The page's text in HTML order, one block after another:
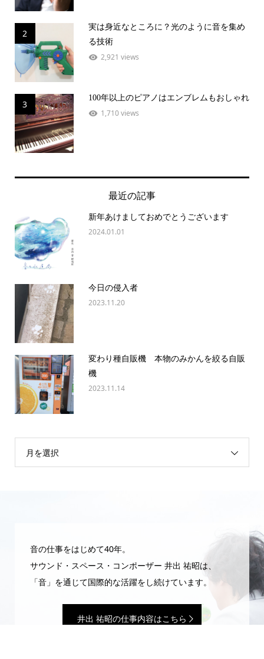
2
実は身近なところに？光のように音を集め
る技術
2,921 views
3
100年以上のピアノはエンブレムもおしゃれ
1,710 views
最近の記事
新年あけましておめでとうございます
2024.01.01
今日の侵入者
2023.11.20
変わり種自販機 本物のみかんを絞る自販
機
2023.11.14
月を選択
音の仕事をはじめて40年。
サウンド・スペース・コンポーザー 井出 祐昭は、
「音」を通じて国際的な活躍をし続けています。
井出 祐昭の仕事内容はこちら